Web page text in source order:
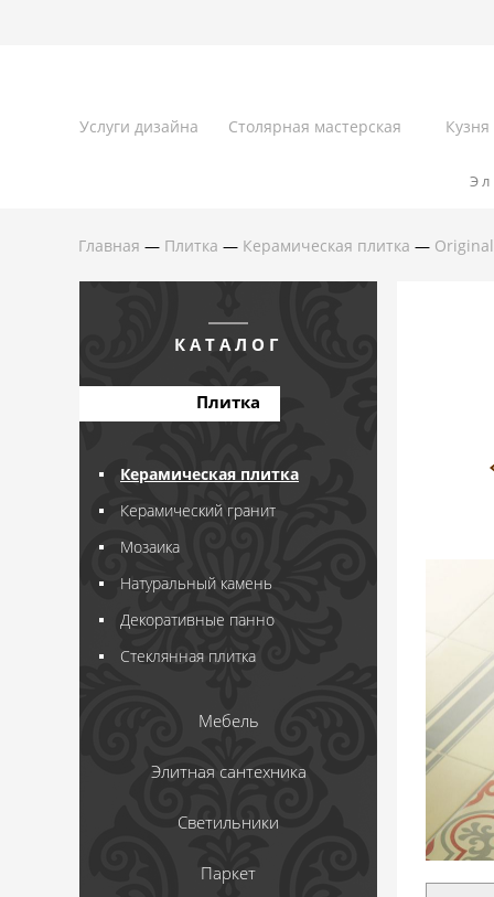
Услуги дизайна Столярная мастерская Кузня
Главная — Плитка — Керамическая плитка —
КАТАЛОГ
Плитка
Керамическая плитка
Керамический гранит
Мозаика
Натуральный камень
Декоративные панно
Стеклянная плитка
Мебель
Элитная сантехника
Светильники
Паркет